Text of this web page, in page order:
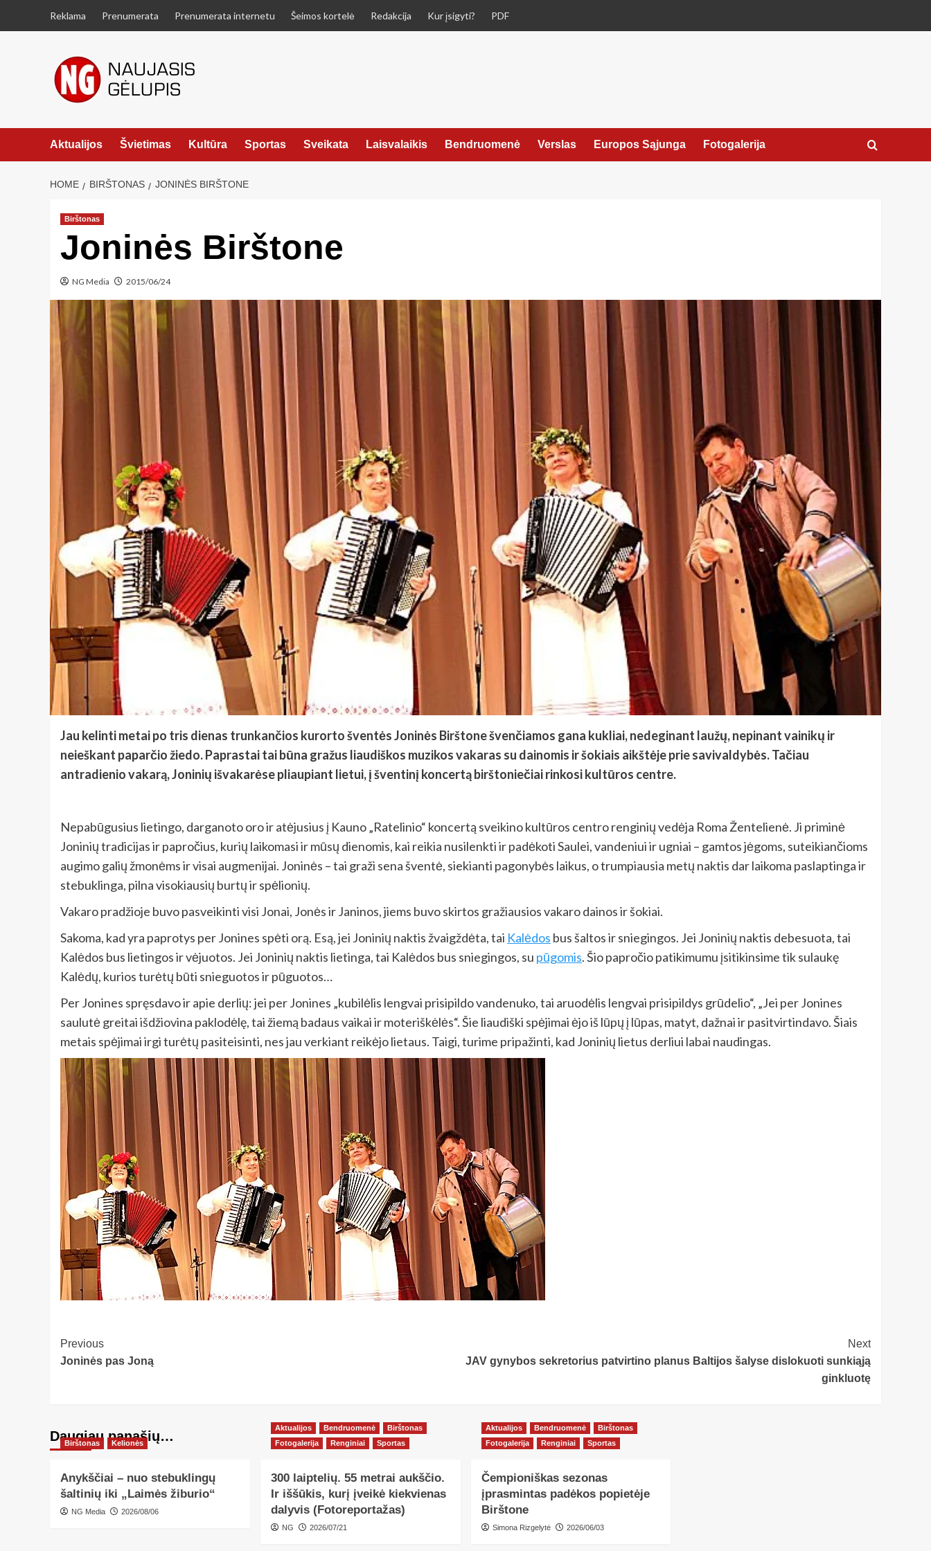
Reklama Prenumerata Prenumerata internetu Šeimos kortelė Redakcija Kur įsigyti? PDF
Aktualijos Švietimas Kultūra Sportas Sveikata Laisvalaikis Bendruomenė Verslas Europos Sąjunga Fotogalerija
HOME BIRŠTONAS JONINĖS BIRŠTONE
Birštonas
Joninės Birštone
NG Media 2015/06/24
Jau kelinti metai po tris dienas trunkančios kurorto šventės Joninės Birštone švenčiamos gana kukliai, nedeginant laužų, nepinant vainikų ir
neieškant paparčio žiedo. Paprastai tai būna gražus liaudiškos muzikos vakaras su dainomis ir šokiais aikštėje prie savivaldybės. Tačiau
antradienio vakarą, Joninių išvakarėse pliaupiant lietui, į šventinį koncertą birštoniečiai rinkosi kultūros centre.
Nepabūgusius lietingo, darganoto oro ir atėjusius į Kauno „Ratelinio“ koncertą sveikino kultūros centro renginių vedėja Roma Žentelienė. Ji priminė
Joninių tradicijas ir papročius, kurių laikomasi ir mūsų dienomis, kai reikia nusilenkti ir padėkoti Saulei, vandeniui ir ugniai – gamtos jėgoms, suteikiančioms
augimo galių žmonėms ir visai augmenijai. Joninės – tai graži sena šventė, siekianti pagonybės laikus, o trumpiausia metų naktis dar laikoma paslaptinga ir
stebuklinga, pilna visokiausių burtų ir spėlionių.
Vakaro pradžioje buvo pasveikinti visi Jonai, Jonės ir Janinos, jiems buvo skirtos gražiausios vakaro dainos ir šokiai.
Sakoma, kad yra paprotys per Jonines spėti orą. Esą, jei Joninių naktis žvaigždėta, tai Kalėdos bus šaltos ir sniegingos. Jei Joninių naktis debesuota, tai
Kalėdos bus lietingos ir vėjuotos. Jei Joninių naktis lietinga, tai Kalėdos bus sniegingos, su pūgomis. Šio papročio patikimumu įsitikinsime tik sulaukę
Kalėdų, kurios turėtų būti snieguotos ir pūguotos…
Per Jonines spręsdavo ir apie derlių: jei per Jonines „kubilėlis lengvai prisipildo vandenuko, tai aruodėlis lengvai prisipildys grūdelio“, „Jei per Jonines
saulutė greitai išdžiovina paklodėlę, tai žiemą badaus vaikai ir moteriškėlės“. Šie liaudiški spėjimai ėjo iš lūpų į lūpas, matyt, dažnai ir pasitvirtindavo. Šiais
metais spėjimai irgi turėtų pasiteisinti, nes jau verkiant reikėjo lietaus. Taigi, turime pripažinti, kad Joninių lietus derliui labai naudingas.
Post
Navigation
Previous
Joninės pas Joną
Next
JAV gynybos sekretorius patvirtino planus Baltijos šalyse dislokuoti sunkiąją
ginkluotę
Daugiau panašių…
Birštonas Kelionės
Anykščiai – nuo stebuklingų
šaltinių iki „Laimės žiburio“
NG Media 2026/08/06
Aktualijos Bendruomenė
Birštonas
Fotogalerija
Renginiai Sportas
300 laiptelių. 55 metrai aukščio.
Ir iššūkis, kurį įveikė kiekvienas
dalyvis (Fotoreportažas)
NG 2026/07/21
Aktualijos Bendruomenė
Birštonas
Fotogalerija
Renginiai Sportas
Čempioniškas sezonas
įprasmintas padėkos popietėje
Birštone
Simona Rizgelytė 2026/06/03